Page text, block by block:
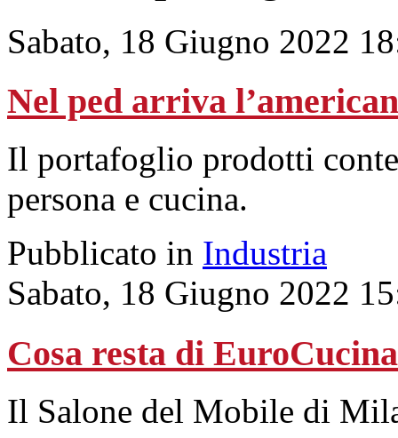
Sabato, 18 Giugno 2022
Nel ped arriva
Il portafoglio prodotti
persona e cucina.
Pubblicato in Industria
Sabato, 18 Giugno 2022
Cosa resta di EuroCucina
Il Salone del Mobile di